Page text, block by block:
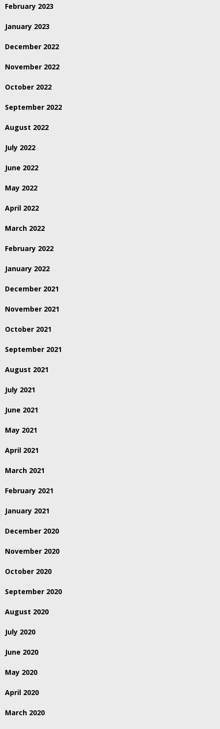
February 2023
January 2023
December 2022
November 2022
October 2022
September 2022
August 2022
July 2022
June 2022
May 2022
April 2022
March 2022
February 2022
January 2022
December 2021
November 2021
October 2021
September 2021
August 2021
July 2021
June 2021
May 2021
April 2021
March 2021
February 2021
January 2021
December 2020
November 2020
October 2020
September 2020
August 2020
July 2020
June 2020
May 2020
April 2020
March 2020